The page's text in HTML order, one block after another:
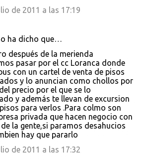
de 2011 a las 17:19
ha dicho que…
después de la merienda
pasar por el cc Loranca donde
con un cartel de venta de pisos
y lo anuncian como chollos por
precio por el que se lo
y además te llevan de excursion
para verlos .Para colmo son
privada que hacen negocio con
la gente,si paramos desahucios
hay que pararlo
de 2011 a las 17:32